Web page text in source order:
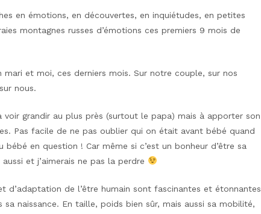
en émotions, en découvertes, en inquiétudes, en petites
montagnes russes d’émotions ces premiers 9 mois de
mari et moi, ces derniers mois. Sur notre couple, sur nos
nous.
voir grandir au plus près (surtout le papa) mais à apporter son
Pas facile de ne pas oublier qui on était avant bébé quand
en question ! Car même si c’est un bonheur d’être sa
et j’aimerais ne pas la perdre
d’adaptation de l’être humain sont fascinantes et étonnantes
naissance. En taille, poids bien sûr, mais aussi sa mobilité,